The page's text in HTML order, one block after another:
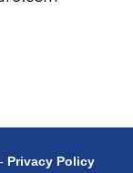
Privacy Policy